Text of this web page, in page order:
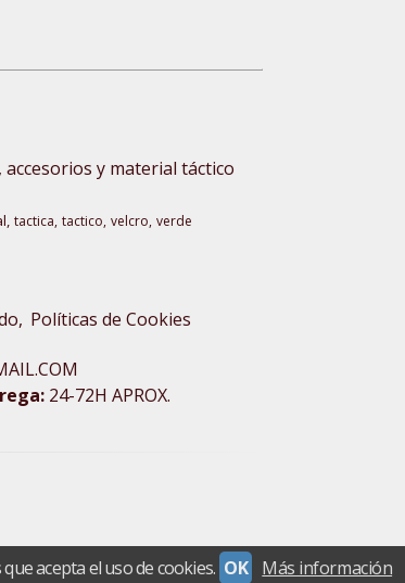
y material táctico
tactica tactico velcro verde
Políticas de Cookies
24-72H APROX.
acepta el uso de cookies. OK Más información